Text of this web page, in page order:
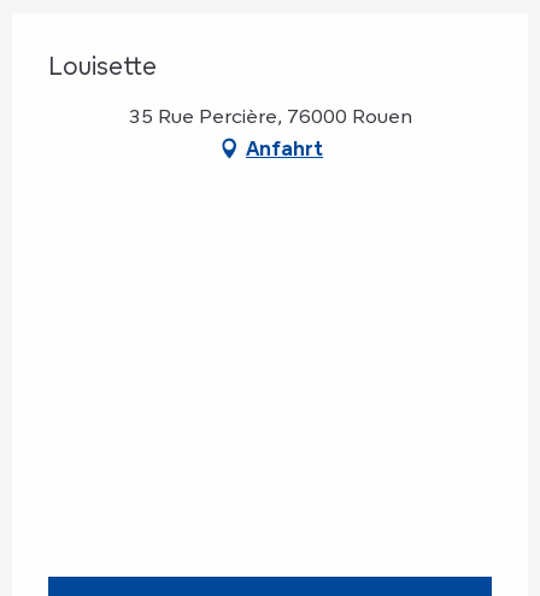
Louisette
35 Rue Percière, 76000 Rouen
Anfahrt